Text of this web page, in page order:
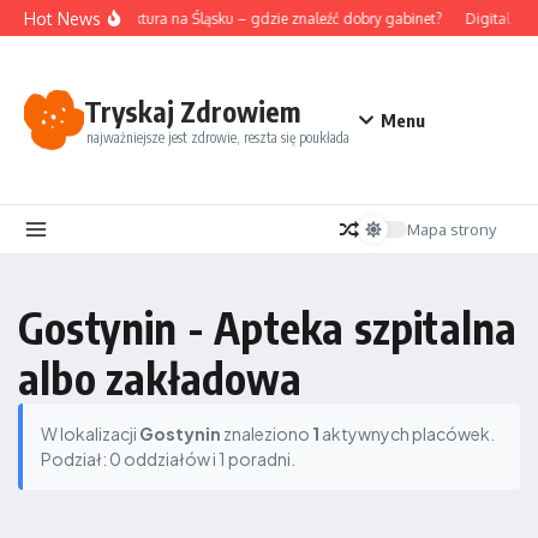
Przejdź do treści
Hot NewsAkupunktura na Śląsku – gdzie znaleźć dobry gabinet? Digital
Tryskaj Zdrowiem
najważniejsze jest zdrowie, reszta się poukłada
Menu
Mapa strony
Gostynin - Apteka szpitalna
albo zakładowa
W lokalizacji Gostynin znaleziono 1 aktywnych placówek.
Podział: 0 oddziałów i 1 poradni.